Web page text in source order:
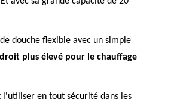
douche flexible avec un simple
plus élevé pour le chauffage
l'utiliser en tout sécurité dans les